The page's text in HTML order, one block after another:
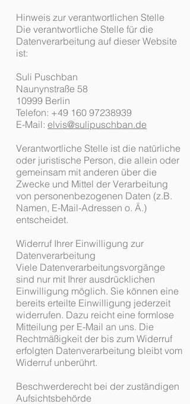
Hinweis zur verantwortlichen Stelle
Die verantwortliche Stelle für die
Datenverarbeitung auf dieser Website
ist:
Suli Puschban
Naunynstraße 58
10999 Berlin
Telefon: +49 160 97238939
E-Mail: elvis@sulipuschban.de
Verantwortliche Stelle ist die natürliche
oder juristische Person, die allein oder
gemeinsam mit anderen über die
Zwecke und Mittel der Verarbeitung
von personenbezogenen Daten (z.B.
Namen, E-Mail-Adressen o. Ä.)
entscheidet.
Widerruf Ihrer Einwilligung zur
Datenverarbeitung
Viele Datenverarbeitungsvorgänge
sind nur mit Ihrer ausdrücklichen
Einwilligung möglich. Sie können eine
bereits erteilte Einwilligung jederzeit
widerrufen. Dazu reicht eine formlose
Mitteilung per E-Mail an uns. Die
Rechtmäßigkeit der bis zum Widerruf
erfolgten Datenverarbeitung bleibt vom
Widerruf unberührt.
Beschwerderecht bei der zuständigen
Aufsichtsbehörde